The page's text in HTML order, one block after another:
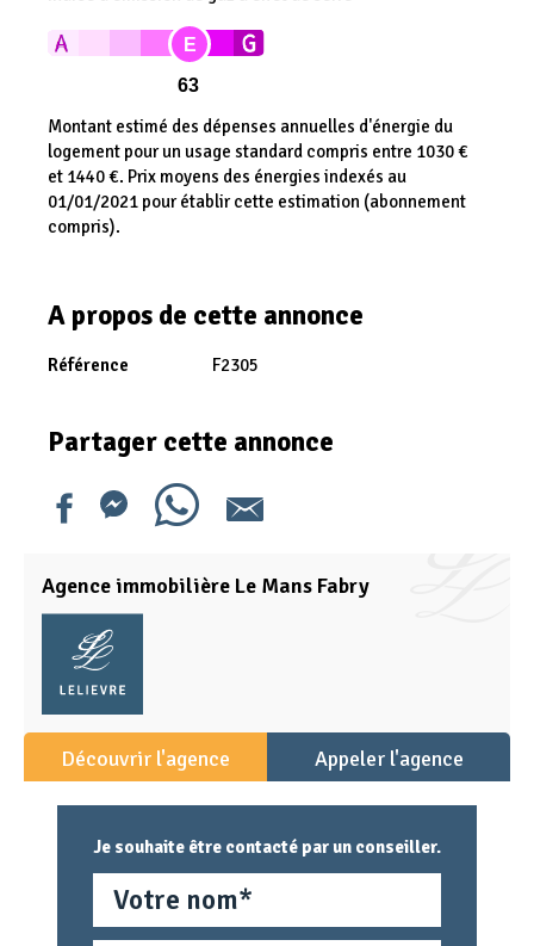
E
63
Montant estimé des dépenses annuelles d'énergie du
logement pour un usage standard compris entre 1030 €
et 1440 €. Prix moyens des énergies indexés au
01/01/2021 pour établir cette estimation (abonnement
compris).
A propos de cette annonce
Référence F2305
Partager cette annonce
Agence immobilière Le Mans Fabry
Découvrir l'agence Appeler l'agence
Je souhaite être contacté par un conseiller.